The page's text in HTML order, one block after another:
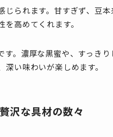
じられます。甘すぎず、豆
高めてくれます。
す。濃厚な黒蜜や、すっき
い味わいが楽しめます。
沢な具材の数々